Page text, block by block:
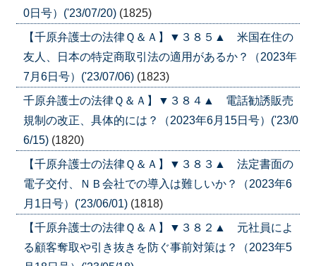
0日号）('23/07/20) (1825)
【千原弁護士の法律Ｑ＆Ａ】▼３８５▲ 米国在住の
友人、日本の特定商取引法の適用があるか？（2023年
7月6日号）('23/07/06) (1823)
千原弁護士の法律Ｑ＆Ａ】▼３８４▲ 電話勧誘販売
規制の改正、具体的には？（2023年6月15日号）('23/0
6/15) (1820)
【千原弁護士の法律Ｑ＆Ａ】▼３８３▲ 法定書面の
電子交付、ＮＢ会社での導入は難しいか？（2023年6
月1日号）('23/06/01) (1818)
【千原弁護士の法律Ｑ＆Ａ】▼３８２▲ 元社員によ
る顧客奪取や引き抜きを防ぐ事前対策は？（2023年5